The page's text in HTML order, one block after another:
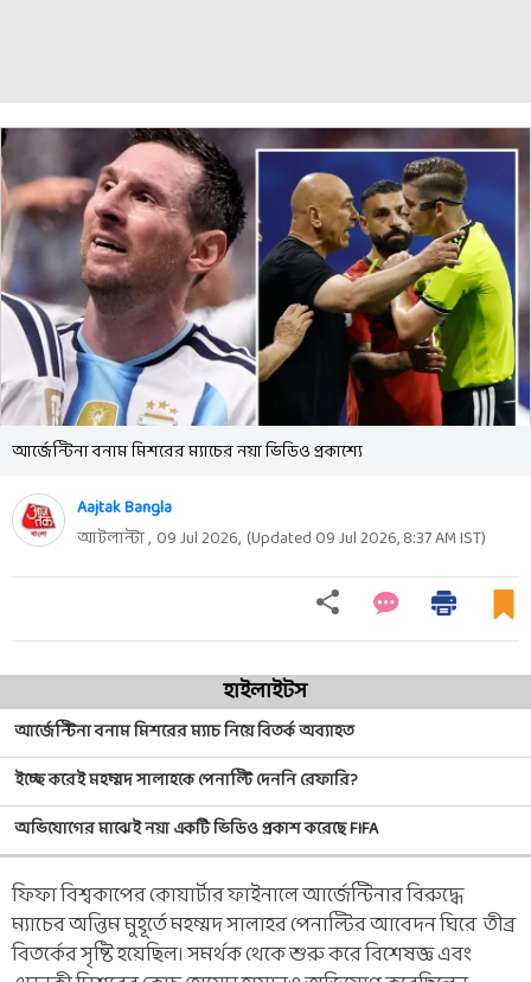
আর্জেন্টিনা বনাম মিশরের ম্যাচের নয়া ভিডিও প্রকাশ্যে
Aajtak Bangla
আটলান্টা , 09 Jul 2026, (Updated 09 Jul 2026, 8:37 AMIST)
হাইলাইটস
আর্জেন্টিনা বনাম মিশরের ম্যাচ নিয়ে বিতর্ক অব্যাহত
ইচ্ছে করেই মহম্মদ সালাহকে পেনাল্টি দেননি রেফারি?
অভিযোগের মাঝেই নয়া একটি ভিডিও প্রকাশ করেছে FIFA
ফিফা বিশ্বকাপের কোয়ার্টার ফাইনালে আর্জেন্টিনার বিরুদ্ধে
ম্যাচের অন্তিম মুহূর্তে মহম্মদ সালাহর পেনাল্টির আবেদন ঘিরে তীব্র
বিতর্কের সৃষ্টি হয়েছিল। সমর্থক থেকে শুরু করে বিশেষজ্ঞ এবং